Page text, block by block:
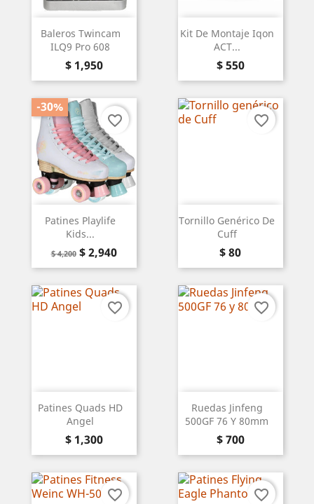
Baleros Twincam
ILQ9 Pro 608
Precio
$ 1,950
Kit De Montaje Iqon
ACT...
Precio
$ 550
Patines Playlife
Kids...
Precio
base
$ 4,200 Precio
$ 2,940
-30%
favorite_border
Tornillo Genérico De
Cuff
Precio
$ 80
favorite_border
Patines Quads HD
Angel
Precio
$ 1,300
favorite_border
Ruedas Jinfeng
500GF 76 Y 80mm
Precio
$ 700
favorite_border
favorite_border favorite_border